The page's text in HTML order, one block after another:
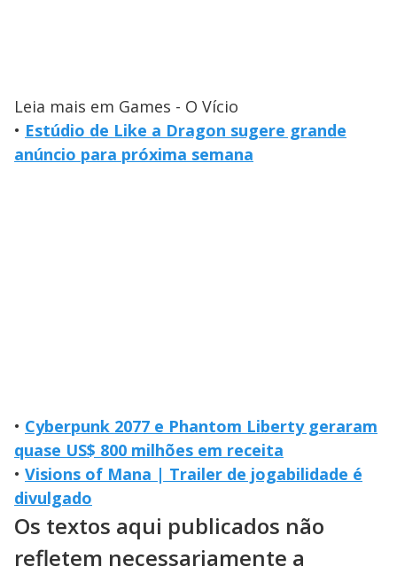
Leia mais em Games - O Vício
• Estúdio de Like a Dragon sugere grande
anúncio para próxima semana
• Cyberpunk 2077 e Phantom Liberty geraram
quase US$ 800 milhões em receita
• Visions of Mana | Trailer de jogabilidade é
divulgado
Os textos aqui publicados não
refletem necessariamente a